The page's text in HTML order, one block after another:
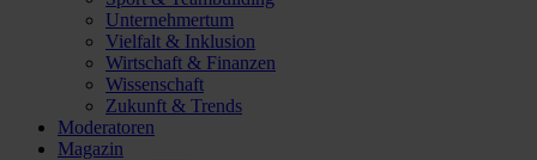
Unternehmertum
Vielfalt & Inklusion
Wirtschaft & Finanzen
Wissenschaft
Zukunft & Trends
Moderatoren
Magazin